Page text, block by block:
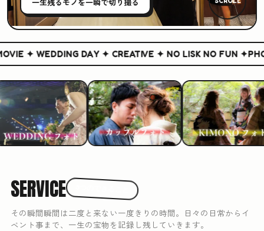
✦ WEDDING DAY ✦ CREATIVE ✦ NO LISK NO FUN ✦
SERVICE
その瞬間瞬間は二度と来ない一度きりの時間。日々の日常からイ
ベント事まで、一生の宝物を記録し残していきます。